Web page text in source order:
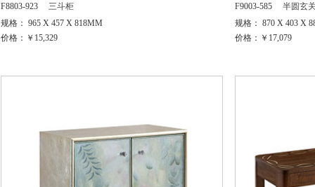
F8803-923
三斗柜
规格： 965 X 457 X 818MM
价格：￥15,329
F9003-585
半圆玄
规格： 870 X 403 X
价格：￥17,079